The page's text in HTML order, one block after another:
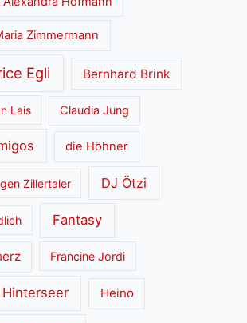
Zimmermann
Egli Bernhard Brink
Lais Claudia Jung
die Höhner
Zillertaler DJ Ötzi
Fantasy
Francine Jordi
Hinterseer Heino